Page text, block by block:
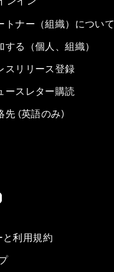
トナー（組織）につい
する（個人、組織）
スリリース登録
ースレター購読
先 (英語のみ)
利用規約